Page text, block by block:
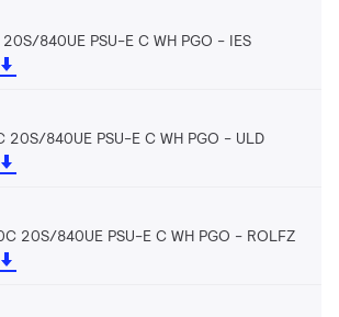
840UE PSU-E C WH PGO IES
20S/840UE PSU-E C WH PGO ULD
20S/840UE PSU-E C WH PGO ROLFZ